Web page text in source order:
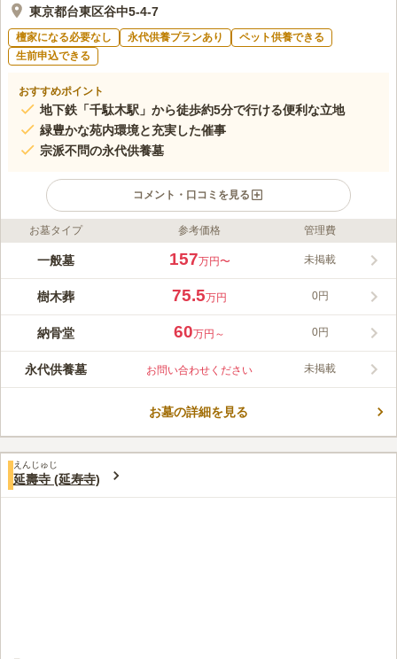
東京都台東区谷中5-4-7
檀家になる必要なし 永代供養プランあり
ペット供養できる
生前申込できる
おすすめポイント
地下鉄「千駄木駅」から徒歩約5分で行ける便利な立地
緑豊かな苑内環境と充実した催事
宗派不問の永代供養墓
コメント・口コミを見る
ライフドット編集部のコメント
山岡鉄舟に縁のあるこの寺院は、上野谷中の山の一角を占めま
にある納骨堂は宗教不問、どなたでもご利用が出来ます。ペット
専用の供養塔もあります。
みんなの評価
4.3
を用意して法事を家族で行っております。
お墓タイプ 参考価格 管理費
一般墓 157万円〜 未掲載
樹木葬 75.5万円 0円
納骨堂 60万円～ 0円
永代供養墓 お問い合わせください 未掲載
お墓の詳細を見る
えんじゅじ
延壽寺 (延寿寺)